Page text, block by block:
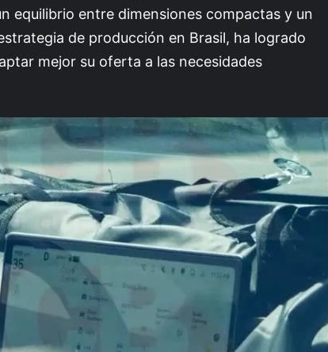
equilibrio entre dimensiones compactas y un
de producción en Brasil, ha logrado
mejor su oferta a las necesidades